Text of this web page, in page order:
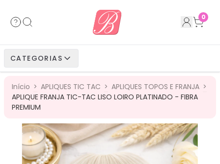
0
CATEGORIAS
Cabelos Humanos
Cabelos Bio Vegetais
Cabelos Humanos
Cabelos Bio Vegetais
Cabelos Bio Fibra
Início > APLIQUES TIC TAC > APLIQUES TOPOS E FRANJA >
APLIQUE FRANJA TIC-TAC LISO LOIRO PLATINADO - FIBRA
PREMIUM
47%
OFF